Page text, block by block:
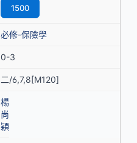
1500
必修-保險學
0-3
二/6,7,8[M120]
楊
尚
穎